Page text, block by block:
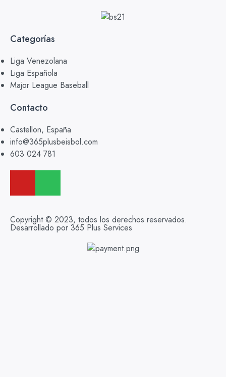
Categorías
Liga Venezolana
Liga Española
Major League Baseball
Contacto
Castellon, España
info@365plusbeisbol.com
603 024 781
Copyright © 2023, todos los derechos reservados.
Desarrollado por 365 Plus Services